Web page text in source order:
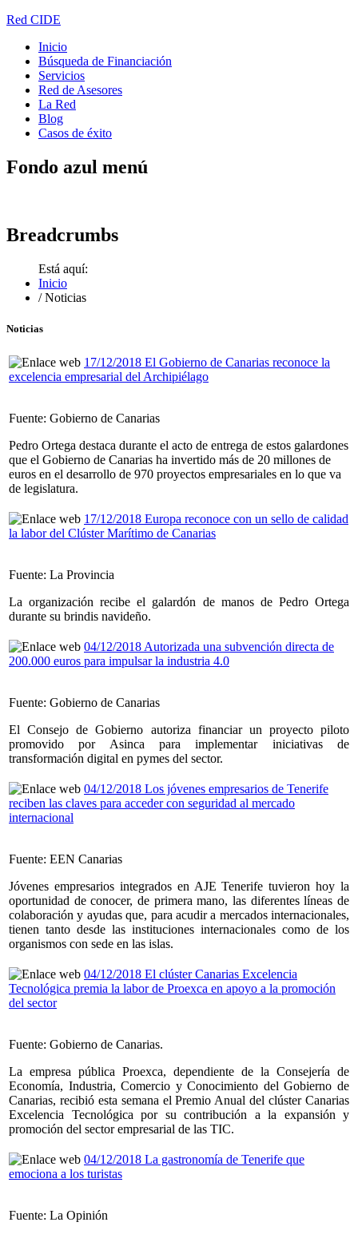
Red CIDE
Inicio
Búsqueda de Financiación
Servicios
Red de Asesores
La Red
Blog
Casos de éxito
Fondo azul menú
Breadcrumbs
Está aquí:
Inicio
/ Noticias
Noticias
17/12/2018 El Gobierno de Canarias reconoce la
excelencia empresarial del Archipiélago
Fuente: Gobierno de Canarias
Pedro Ortega destaca durante el acto de entrega de estos galardones
que el Gobierno de Canarias ha invertido más de 20 millones de
euros en el desarrollo de 970 proyectos empresariales en lo que va
de legislatura.
17/12/2018 Europa reconoce con un sello de calidad
la labor del Clúster Marítimo de Canarias
Fuente: La Provincia
La organización recibe el galardón de manos de Pedro Ortega
durante su brindis navideño.
04/12/2018 Autorizada una subvención directa de
200.000 euros para impulsar la industria 4.0
Fuente: Gobierno de Canarias
El Consejo de Gobierno autoriza financiar un proyecto piloto
promovido por Asinca para implementar iniciativas de
transformación digital en pymes del sector.
04/12/2018 Los jóvenes empresarios de Tenerife
reciben las claves para acceder con seguridad al mercado
internacional
Fuente: EEN Canarias
Jóvenes empresarios integrados en AJE Tenerife tuvieron hoy la
oportunidad de conocer, de primera mano, las diferentes líneas de
colaboración y ayudas que, para acudir a mercados internacionales,
tienen tanto desde las instituciones internacionales como de los
organismos con sede en las islas.
04/12/2018 El clúster Canarias Excelencia
Tecnológica premia la labor de Proexca en apoyo a la promoción
del sector
Fuente: Gobierno de Canarias.
La empresa pública Proexca, dependiente de la Consejería de
Economía, Industria, Comercio y Conocimiento del Gobierno de
Canarias, recibió esta semana el Premio Anual del clúster Canarias
Excelencia Tecnológica por su contribución a la expansión y
promoción del sector empresarial de las TIC.
04/12/2018 La gastronomía de Tenerife que
emociona a los turistas
Fuente: La Opinión